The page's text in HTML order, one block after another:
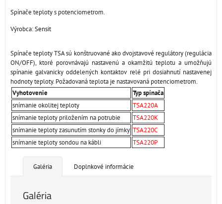
Spínače teploty s potenciometrom.
Výrobca:Sensit
Spínače teploty TSA sú konštruované ako dvojstavové regulátory (regulácia
ON/OFF), ktoré porovnávajú nastavenú a okamžitú teplotu a umožňujú
spínanie galvanicky oddelených kontaktov relé pri dosiahnutí nastavenej
hodnoty teploty. Požadovaná teplota je nastavovaná potenciometrom.
Vyhotovenie
Typ spínača
snímanie okolitej teploty
TSA220A
snímanie teploty priložením na potrubie
TSA220K
snímanie teploty zasunutím stonky do jímky TSA220C
snímanie teploty sondou na kábli
TSA220P
Galéria Doplnkové informácie
Galéria